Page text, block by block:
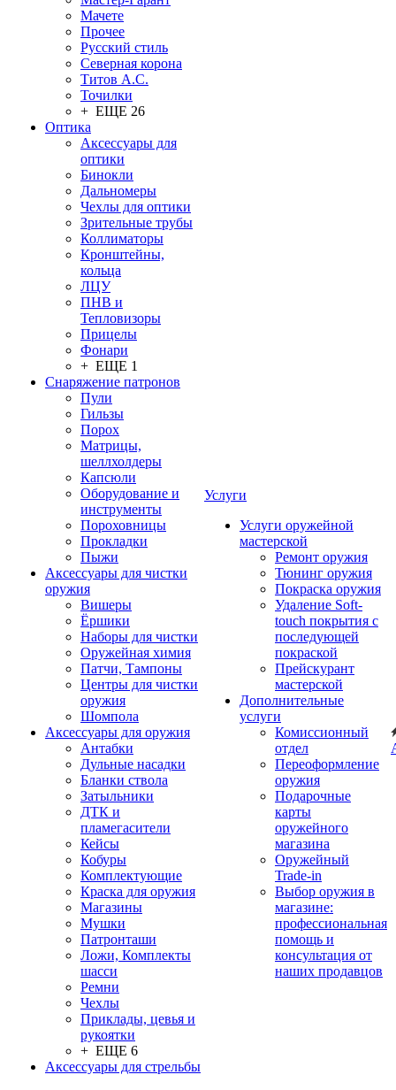
Мачете
Прочее
Русский стиль
Северная корона
Титов А.С.
Точилки
+ ЕЩЕ 26
Оптика
Аксессуары для
оптики
Бинокли
Дальномеры
Чехлы для оптики
Зрительные трубы
Коллиматоры
Кронштейны,
кольца
ЛЦУ
ПНВ и
Тепловизоры
Прицелы
Фонари
+ ЕЩЕ 1
Снаряжение патронов
Пули
Гильзы
Порох
Матрицы,
шеллхолдеры
Капсюли
Оборудование и
инструменты
Пороховницы
Прокладки
Пыжи
Аксессуары для чистки
оружия
Вишеры
Ёршики
Наборы для чистки
Оружейная химия
Патчи, Тампоны
Центры для чистки
оружия
Шомпола
Аксессуары для оружия
Антабки
Дульные насадки
Бланки ствола
Затыльники
ДТК и
пламегасители
Кейсы
Кобуры
Комплектующие
Краска для оружия
Магазины
Мушки
Патронташи
Ложи, Комплекты
шасси
Ремни
Чехлы
Приклады, цевья и
рукоятки
+ ЕЩЕ 6
Аксессуары для стрельбы
Услуги
Услуги оружейной
мастерской
Ремонт оружия
Тюнинг оружия
Покраска оружия
Удаление Soft-
touch покрытия с
последующей
покраской
Прейскурант
мастерской
Дополнительные
услуги
Комиссионный
отдел
Переоформление
оружия
Подарочные
карты
оружейного
магазина
Оружейный
Trade-in
Выбор оружия в
магазине:
профессиональная
помощь и
консультация от
наших продавцов